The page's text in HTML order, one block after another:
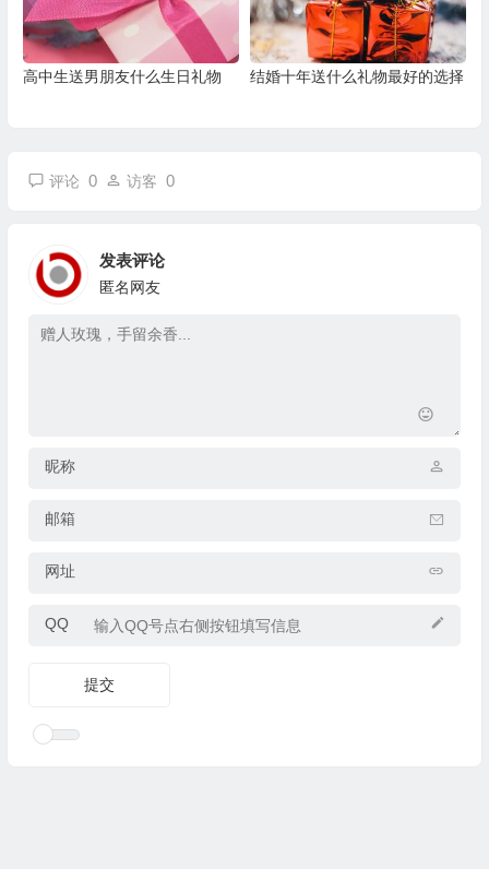
高中生送男朋友什么生日礼物 结婚十年送什么礼物最好的选择
评论 0 访客 0
发表评论
匿名网友
昵称
邮箱
网址
QQ